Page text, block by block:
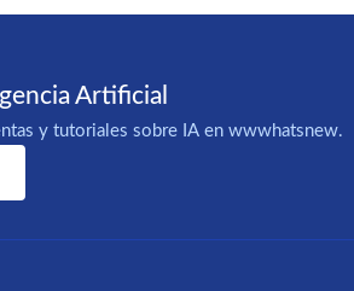
Artificial
y tutoriales sobre IA en wwwhatsnew.